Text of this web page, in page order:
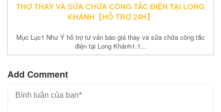
THỢ THAY VÀ SỬA CHỮA CÔNG TẮC ĐIỆN TẠI LONG
KHÁNH【HỖ TRỢ 24H】
Mục Lục1 Như Ý hỗ trợ tư vấn báo giá thay và sửa chữa công tắc
điện tại Long Khánh1.1...
Add Comment